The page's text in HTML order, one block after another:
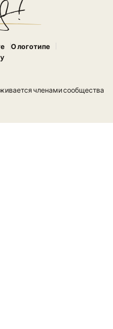
О логотипе
членами сообщества